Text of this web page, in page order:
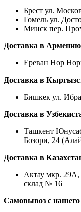
Брест ул.
Гомель ул.
Минск пер.
Доставка в Армению
Ереван Нор
Доставка в
Бишкек ул.
Доставка в
Ташкент
Бозори, 24
Доставка в
Актау мкр. 29А,
склад № 16
Самовывоз с нашего